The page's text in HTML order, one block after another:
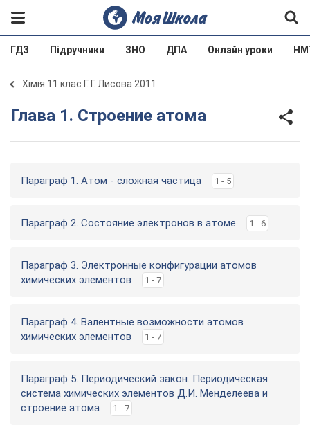
ГДЗ Підручники ЗНО ДПА Онлайн уроки
Хімія 11 клас Г. Г. Лисова 2011
Глава 1. Строение атома
Параграф 1. Атом - сложная частица 1 - 5
Параграф 2. Состояние электронов в атоме 1 - 6
Параграф 3. Электронные конфигурации атомов
химических элементов
1 - 7
Параграф 4. Валентные возможности атомов
химических элементов
1 - 7
Параграф 5. Периодический закон. Периодическая
система химических элементов Д.И. Менделеева и
строение атома
1 - 7